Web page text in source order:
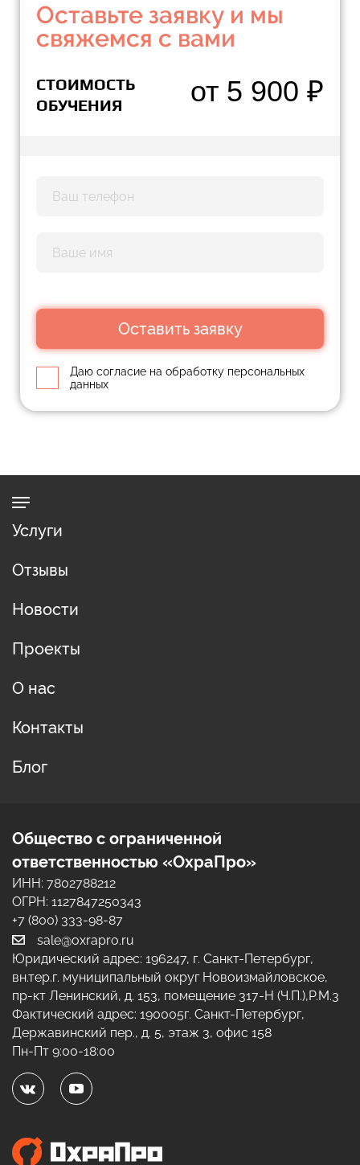
Оставить заявку
Даю согласие на обработку персональных
данных
Оставьте заявку и мы
свяжемся с вами
СТОИМОСТЬ
ОБУЧЕНИЯ
от 5 900 ₽
Услуги
Отзывы
Новости
Проекты
О нас
Контакты
Блог
Общество с ограниченной
ответственностью «ОхраПро»
ИНН: 7802788212
ОГРН: 1127847250343
+7 (800) 333-98-87
sale@oxrapro.ru
Юридический адрес: 196247, г. Санкт-Петербург,
вн.тер.г. муниципальный округ Новоизмайловское,
пр-кт Ленинский, д. 153, помещение 317-Н (Ч.П.),Р.М.3
Фактический адрес: 190005г. Санкт-Петербург,
Державинский пер., д. 5, этаж 3, офис 158
Пн-Пт 9:00-18:00